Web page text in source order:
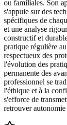
ou familiales. Son
s'appuie sur des
spécifiques de
et une analyse
constructif et
pratique régulière
respectueux des
l'évolution des
permanente des
professionnel se
l'éthique et à la
s'efforce de
retrouver